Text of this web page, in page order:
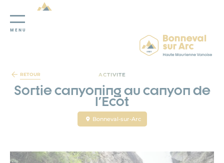
Panneau de gestion des cookies
MENU
RETOUR ACTIVITE
Sortie canyoning au canyon de
l'Ecot
Bonneval-sur-Arc